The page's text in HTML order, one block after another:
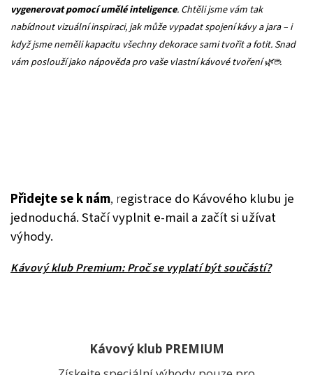
vygenerovat pomocí umělé inteligence. Chtěli jsme vám tak
nabídnout vizuální inspiraci, jak může vypadat spojení kávy a jara – i
když jsme neměli kapacitu všechny dekorace sami tvořit a fotit. Snad
vám poslouží jako nápověda pro vaše vlastní kávové tvoření 🌿☕.
Přidejte se k nám, registrace do Kávového klubu je
jednoduchá. Stačí vyplnit e-mail a začít si užívat
výhody.
Kávový klub Premium: Proč se vyplatí být součástí?
Kávový klub PREMIUM